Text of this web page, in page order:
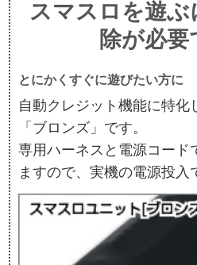
スマスロを遊
除が必要
とにかくすぐに遊びたい方に
自動クレジット機能に特化
「ブロンズ」です。
専用ハーネスと電源コード
ますので、実機の電源投入